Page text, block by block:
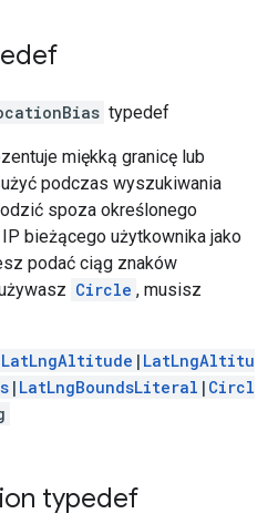
typedef
miękką granicę lub
podczas wyszukiwania
spoza określonego
bieżącego użytkownika jako
podać ciąg znaków
Circle , musisz
LatLngAltitude | LatLngAltitu
| LatLngBoundsLiteral | Circl
typedef